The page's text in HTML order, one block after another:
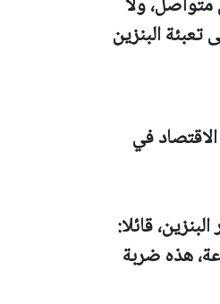
تعبئة البنزين
في
قائلا:
تطير بسرعة، هذه ضربة